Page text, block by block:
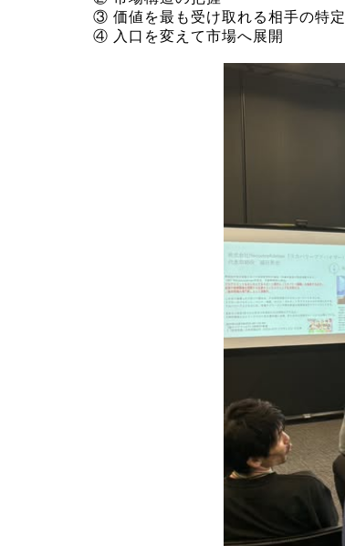
③ 価値を最も受け取れる相手の特定
④ 入口を変えて市場へ展開